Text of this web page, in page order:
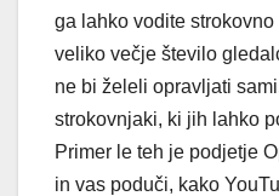
ga lahko vodite
veliko večje število
ne bi želeli opravljati
strokovnjaki, ki jih lahko
Primer le teh je podjetje
in vas poduči, kako